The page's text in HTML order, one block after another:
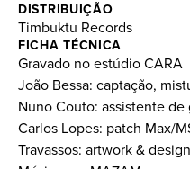
DISTRIBUIÇÃO
Timbuktu Records
FICHA TÉCNICA
Gravado no estúdio CARA
João Bessa: captação,
Nuno Couto: assistente de
Carlos Lopes: patch Max/
Travassos: artwork & design